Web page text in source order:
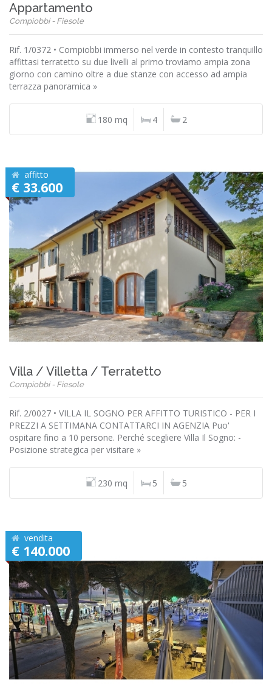
Appartamento
Compiobbi - Fiesole
Rif. 1/0372 • Compiobbi immerso nel verde in contesto tranquillo
affittasi terratetto su due livelli al primo troviamo ampia zona
giorno con camino oltre a due stanze con accesso ad ampia
terrazza panoramica »
180 mq 4 2
affitto
€ 33.600
Villa / Villetta / Terratetto
Compiobbi - Fiesole
Rif. 2/0027 • VILLA IL SOGNO PER AFFITTO TURISTICO - PER I
PREZZI A SETTIMANA CONTATTARCI IN AGENZIA Puo'
ospitare fino a 10 persone. Perché scegliere Villa Il Sogno: -
Posizione strategica per visitare »
230 mq 5 5
vendita
€ 140.000